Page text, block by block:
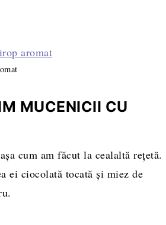
MUCENICII CU
cum am făcut la cealaltă rețetă.
ei ciocolată tocată și miez de